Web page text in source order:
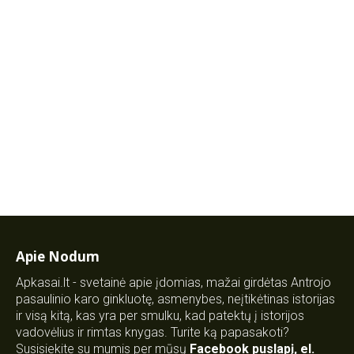
Apie Nodum
Apkasai.lt - svetainė apie įdomias, mažai girdėtas Antrojo
pasaulinio karo ginkluotę, asmenybes, neįtikėtinas istorijas
ir visą kitą, kas yra per smulku, kad patektų į istorijos
vadovėlius ir rimtas knygas. Turite ką papasakoti?
Susisiekite su mumis per mūsų Facebook puslapį, el.